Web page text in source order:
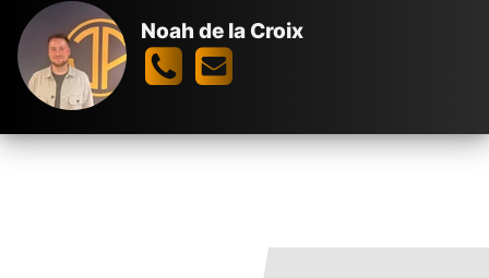
Botlek Rotterdam
€ 3.500 -
Noah de la Croix